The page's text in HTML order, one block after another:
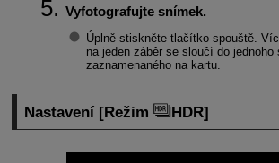
Vyfotografujte snímek.
Úplně stiskněte tlačítko spouště.
na jeden záběr se sloučí do jednoho
zaznamenaného na kartu.
Nastavení [Režim HDR]